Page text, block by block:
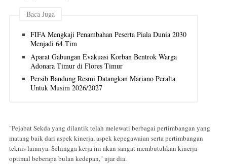
Baca Juga
FIFA Mengkaji Penambahan Peserta Piala Dunia 2030
Menjadi 64 Tim
Aparat Gabungan Evakuasi Korban Bentrok Warga
Adonara Timur di Flores Timur
Persib Bandung Resmi Datangkan Mariano Peralta
Untuk Musim 2026/2027
"Pejabat Sekda yang dilantik telah melewati berbagai pertimbangan yang
matang baik dari aspek kinerja, aspek kepegawaian serta pertimbangan
teknis lainnya. Sehingga kerja ini akan sangat membutuhkan kinerja
optimal beberapa bulan kedepan," ujar dia.